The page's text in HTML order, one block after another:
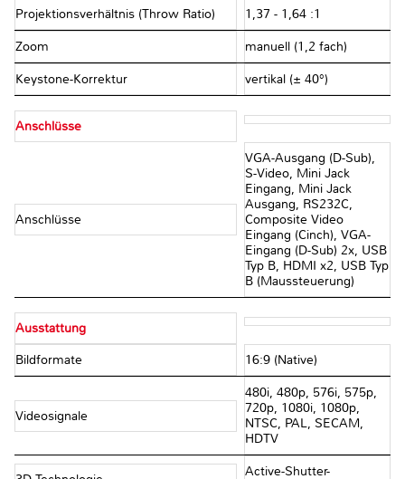
Projektionsverhältnis (Throw Ratio) 1,37 - 1,64 :1
Zoom manuell (1,2 fach)
Keystone-Korrektur vertikal (± 40°)
Anschlüsse
Anschlüsse
VGA-Ausgang (D-Sub),
S-Video, Mini Jack
Eingang, Mini Jack
Ausgang, RS232C,
Composite Video
Eingang (Cinch), VGA-
Eingang (D-Sub) 2x, USB
Typ B, HDMI x2, USB Typ
B (Maussteuerung)
Ausstattung
Bildformate 16:9 (Native)
Videosignale
480i, 480p, 576i, 575p,
720p, 1080i, 1080p,
NTSC, PAL, SECAM,
HDTV
Active-Shutter-